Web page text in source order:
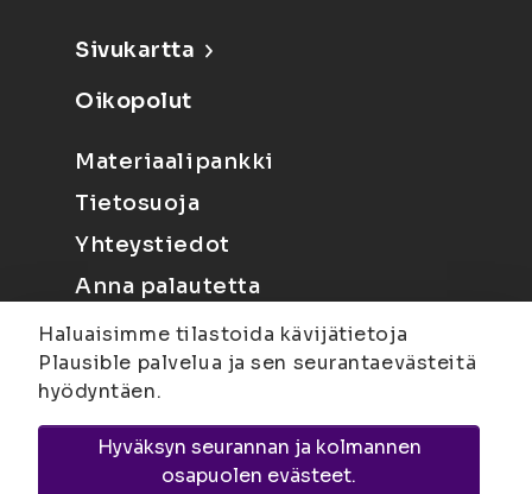
Sivukartta
Oikopolut
Materiaalipankki
Tietosuoja
Yhteystiedot
Anna palautetta
Joensuu
Suvantokatu 6, 80100 Joensuu |
Haluaisimme tilastoida kävijätietoja
Plausible palvelua ja sen seurantaevästeitä
hyödyntäen.
Hyväksyn seurannan ja kolmannen
osapuolen evästeet.